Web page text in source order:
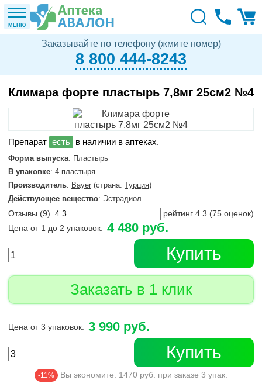
МЕНЮ
Заказывайте по телефону (жмите номер)
8 800 444-8243
Климара форте пластырь 7,8мг 25см2 №4
в наличии в аптеках.
Форма выпуска: Пластырь
В упаковке: 4 пластыря
Производитель: Bayer (страна: Турция)
Действующее вещество: Эстрадиол
Отзывы (9) рейтинг 4.3 (75 оценок)
Цена от 1 до 2 упаковок: 4 480 руб.
Купить
Заказать в 1 клик
Цена от 3 упаковок: 3 990 руб.
Купить
-11% Вы экономите: 1470 руб. при заказе 3 упак.